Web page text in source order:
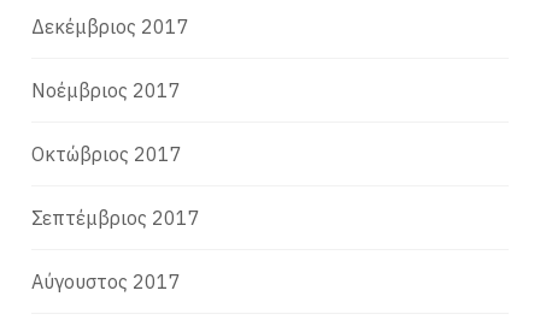
Δεκέμβριος 2017
Νοέμβριος 2017
Οκτώβριος 2017
Σεπτέμβριος 2017
Αύγουστος 2017